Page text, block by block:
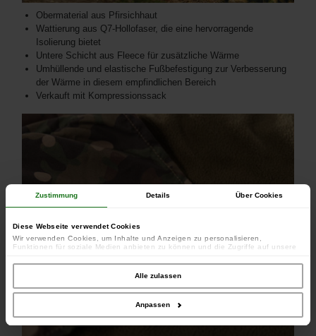
Zustimmung Details Über Cookies
Diese Webseite verwendet Cookies
Wir verwenden Cookies, um Inhalte und Anzeigen zu personalisieren,
Funktionen für soziale Medien anbieten zu können und die Zugriffe auf unsere
unserer Website an unsere Partner für soziale Medien, Werbung und Analysen
weiter. Unsere Partner führen diese Informationen möglicherweise mit weiteren
Daten zusammen, die Sie ihnen bereitgestellt haben oder die sie im Rahmen
Ihrer Nutzung der Dienste gesammelt haben.
Alle zulassen
Anpassen
Obermaterial aus Pfirsichhaut
Wattierung aus Q7-Hollofaser, die eine hervorragende
Isolierung bietet
Untere Schicht aus Fleece für zusätzliche Wärme
Umhüllende und elastische Fußbefestigung zur Verbesserung
der Wärme in diesem empfindlichen Bereich
Verkauft mit Kompressionssack